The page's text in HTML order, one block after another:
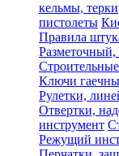
кельмы, терки
пистолеты
Правила
Разметочный,
Ключи
Рулетки,
Отвертки,
инструмент
Режущий